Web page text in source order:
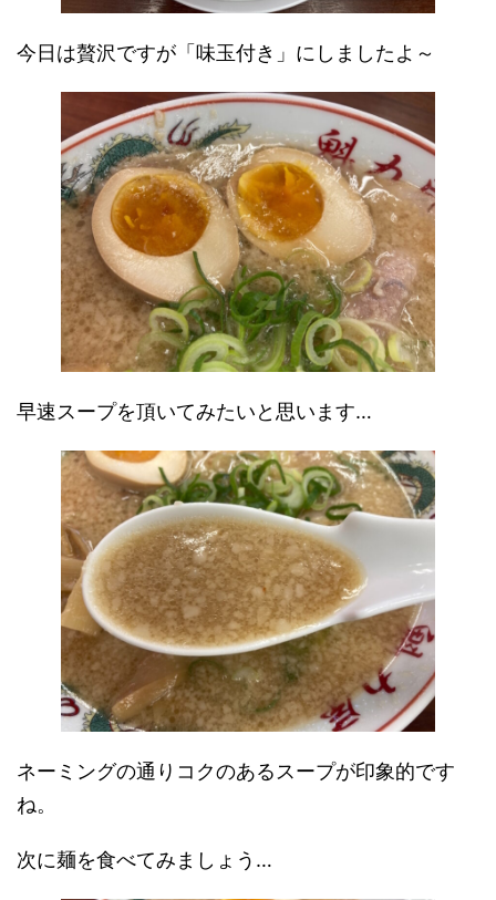
今日は贅沢ですが「味玉付き」にしましたよ～
早速スープを頂いてみたいと思います…
ネーミングの通りコクのあるスープが印象的です
ね。
次に麺を食べてみましょう…